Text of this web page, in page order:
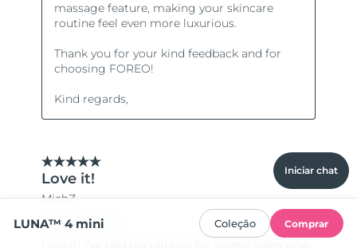
Iniciar chat
LUNA™ 4 mini Coleção Comprar